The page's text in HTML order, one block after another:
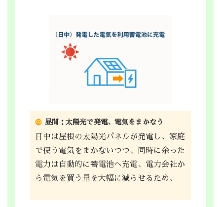
昼間：太陽光で発電、電気をまかなう
日中は屋根の太陽光パネルが発電し、家庭
で使う電気をまかないつつ、同時に余った
電力は自動的に蓄電池へ充電、電力会社か
ら電気を買う量を大幅に減らせるため、